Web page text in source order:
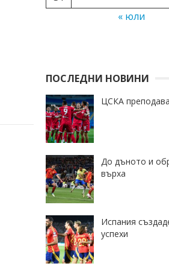
« юли
ПОСЛЕДНИ НОВИНИ
ЦСКА
До дъното и
върха
Испания
успехи